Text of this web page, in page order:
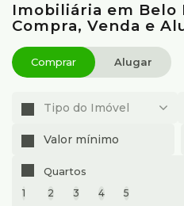
Imobiliária em Belo
Compra, Venda e
Comprar Alugar
Tipo do Imóvel
Quartos
1 2 3 4 5